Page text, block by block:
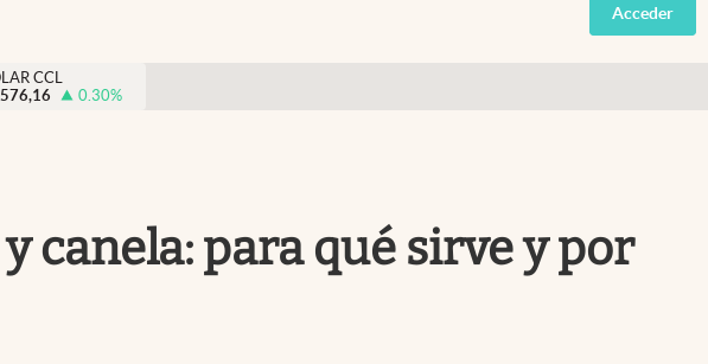
España
Acceder
CCL
0.30%
canela: para qué sirve y por